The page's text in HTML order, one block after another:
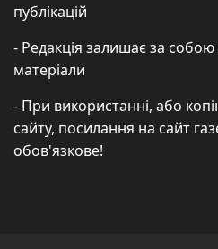
публікацій
- Редакція залишає за
матеріали
- При використанні, або
сайту, посилання на сайт
обов'язкове!